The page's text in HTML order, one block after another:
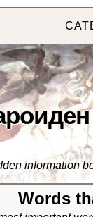
information
Words